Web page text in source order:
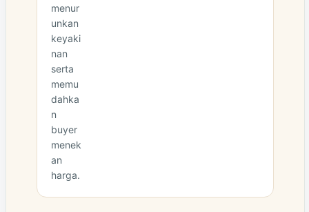
menur
unkan
keyaki
nan
serta
memu
dahka
n
buyer
menek
an
harga.